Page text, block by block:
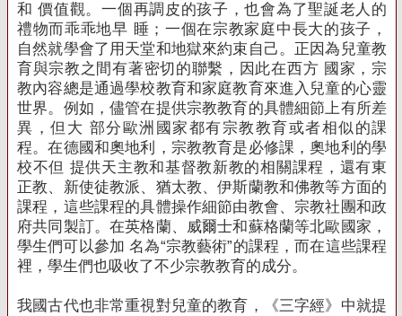
和 價值觀。一個再調皮的孩子，也會為了聖誕老人的
禮物而乖乖地早 睡；一個在宗教家庭中長大的孩子，
自然就學會了用天堂和地獄來約束自己。 正因為兒童教
育與宗教之間有著密切的聯繫，因此在西方 國家，宗
教內容總是通過學校教育和家庭教育來進入兒童的心靈
世界。 例如，儘管在提供宗教教育的具體細節上有所差
異，但大 部分歐洲國家都有宗教教育或者相似的課
程。在德國和奧地利，宗教教育是必修課，奧地利的學
校不但 提供天主教和基督教新教的相關課程，還有東
正教、新使徒教派、猶太教、伊斯蘭教和佛教等方面的
課程，這些課程的具體操作細節由教會、宗教社團和政
府共同製訂。在英格蘭、威爾士和蘇格蘭等北歐國家，
學生們可以參加 名為“宗教藝術”的課程，而在這些課程
裡，學生們也吸收了不少宗教教育的成分。
我國古代也非常重視對兒童的教育，《三字經》中就提